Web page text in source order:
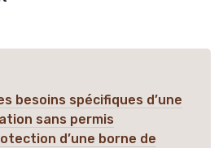
besoins spécifiques d’une
sans permis
d’une borne de